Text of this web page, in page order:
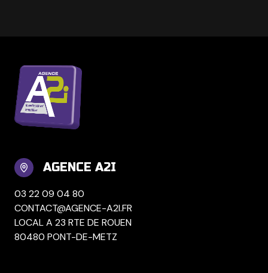
AGENCE A2I
03 22 09 04 80
CONTACT@AGENCE-A2I.FR
LOCAL A 23 RTE DE ROUEN
80480 PONT-DE-METZ